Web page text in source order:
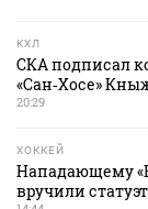
КХЛ
СКА подписал
«Сан‑Хосе»
20:29
ХОККЕЙ
Нападающему
вручили